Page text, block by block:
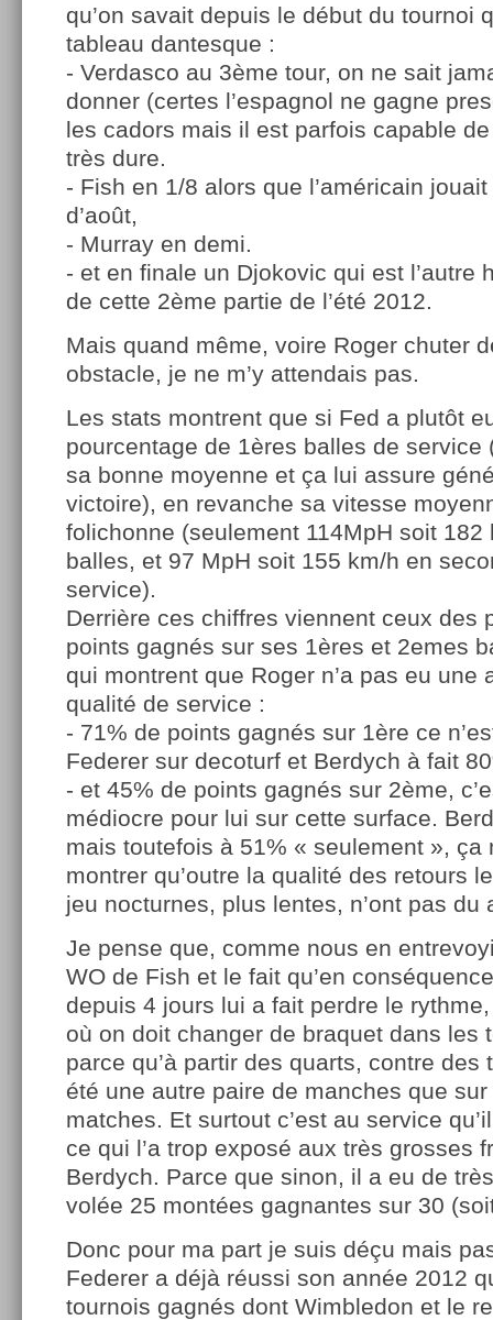
qu’on savait depuis le début du tournoi
tableau dantesque :
- Verdasco au 3ème tour, on ne sait
donner (certes l’espagnol ne gagne
les cadors mais il est parfois capable
très dure.
- Fish en 1/8 alors que l’américain
d’août,
- Murray en demi.
- et en finale un Djokovic qui est l’autre
de cette 2ème partie de l’été 2012.
Mais quand même, voire Roger chuter
obstacle, je ne m’y attendais pas.
Les stats montrent que si Fed a plutôt
pourcentage de 1ères balles de service
sa bonne moyenne et ça lui assure
victoire), en revanche sa vitesse
folichonne (seulement 114MpH soit 182
balles, et 97 MpH soit 155 km/h en
service).
Derrière ces chiffres viennent ceux des
points gagnés sur ses 1ères et 2emes
qui montrent que Roger n’a pas eu une
qualité de service :
- 71% de points gagnés sur 1ère ce
Federer sur decoturf et Berdych à fait
- et 45% de points gagnés sur 2ème,
médiocre pour lui sur cette surface.
mais toutefois à 51% « seulement », ça
montrer qu’outre la qualité des retours
jeu nocturnes, plus lentes, n’ont pas du
Je pense que, comme nous en
WO de Fish et le fait qu’en
depuis 4 jours lui a fait perdre le
où on doit changer de braquet dans les
parce qu’à partir des quarts, contre des
été une autre paire de manches que
matches. Et surtout c’est au service
ce qui l’a trop exposé aux très grosses
Berdych. Parce que sinon, il a eu de
volée 25 montées gagnantes sur 30
Donc pour ma part je suis déçu mais
Federer a déjà réussi son année 2012
tournois gagnés dont Wimbledon et le